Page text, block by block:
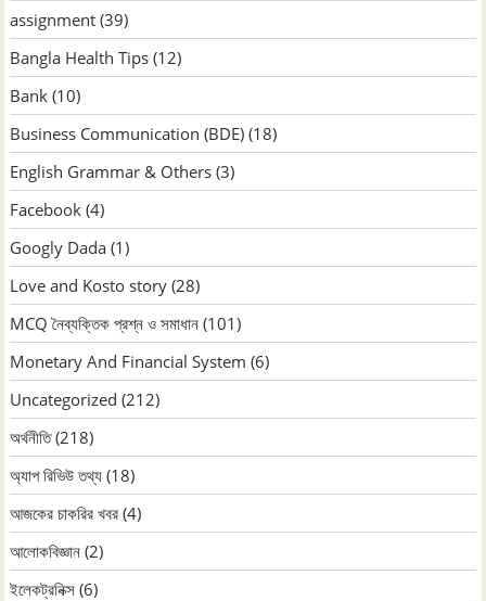
assignment (39)
Bangla Health Tips (12)
Bank (10)
Business Communication (BDE) (18)
English Grammar & Others (3)
Facebook (4)
Googly Dada (1)
Love and Kosto story (28)
MCQ নৈব্যক্তিক প্রশ্ন ও সমাধান (101)
Monetary And Financial System (6)
Uncategorized (212)
অর্থনীতি(218)
অ্যাপ রিভিউ তথ্য (18)
আজকের চাকরির খবর (4)
আলোকবিজ্ঞান (2)
ইলেকট্রনিক্স (6)